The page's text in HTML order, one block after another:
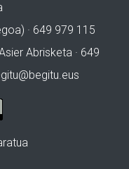
· 649 979 115
Abrisketa · 649